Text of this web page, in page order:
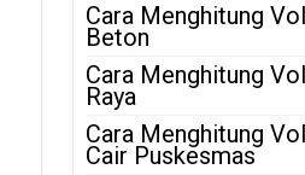
Cara Menghitung
Beton
Cara Menghitung
Raya
Cara Menghitung
Cair Puskesmas